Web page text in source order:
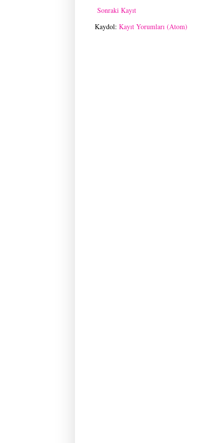
Sonraki Kayıt
Kaydol: Kayıt Yorumları (Atom)